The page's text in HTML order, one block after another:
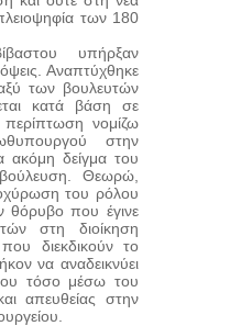
των 180
υπήρξαν
Αναπτύχθηκε
των βουλευτών
κατά βάση σε
νομίζω
στην
ακόμη δείγμα του
Θεωρώ,
του ρόλου
θόρυβο που έγινε
στη διοίκηση
διεκδικούν το
να αναδεικνύει
τόσο μέσω του
απευθείας στην